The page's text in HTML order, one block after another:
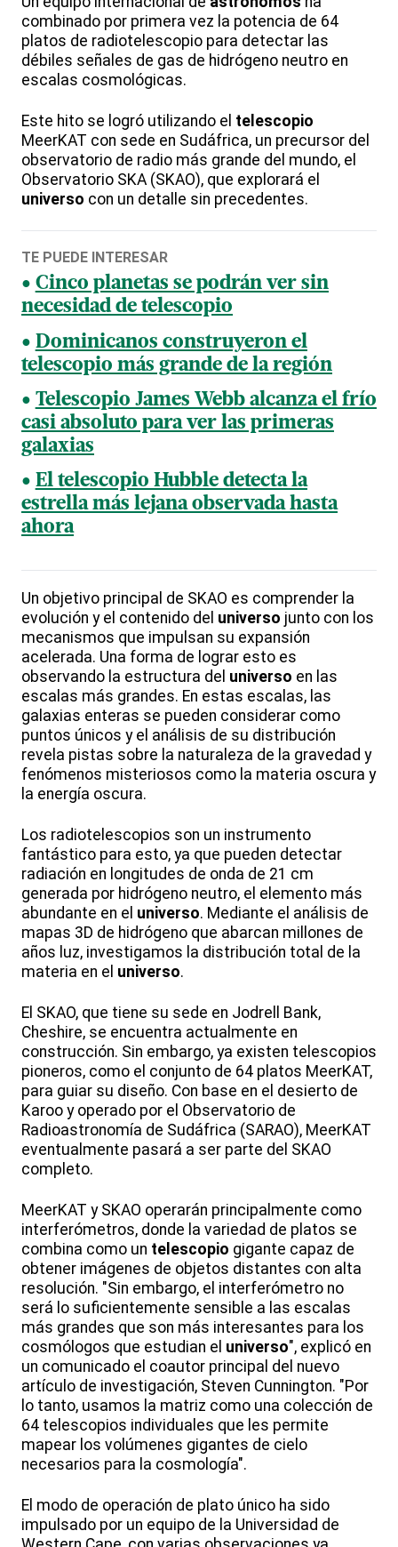
combinado por primera vez la potencia de 64
platos de radiotelescopio para detectar las
débiles señales de gas de hidrógeno neutro en
escalas cosmológicas.
Este hito se logró utilizando el telescopio
MeerKAT con sede en Sudáfrica, un precursor del
observatorio de radio más grande del mundo, el
Observatorio SKA (SKAO), que explorará el
universo con un detalle sin precedentes.
TE PUEDE INTERESAR
Cinco planetas se podrán ver sin
necesidad de telescopio
Dominicanos construyeron el
telescopio más grande de la región
Telescopio James Webb alcanza el frío
casi absoluto para ver las primeras
galaxias
El telescopio Hubble detecta la
estrella más lejana observada hasta
ahora
Un objetivo principal de SKAO es comprender la
evolución y el contenido del universo junto con los
mecanismos que impulsan su expansión
acelerada. Una forma de lograr esto es
observando la estructura del universo en las
escalas más grandes. En estas escalas, las
galaxias enteras se pueden considerar como
puntos únicos y el análisis de su distribución
revela pistas sobre la naturaleza de la gravedad y
fenómenos misteriosos como la materia oscura y
la energía oscura.
Los radiotelescopios son un instrumento
fantástico para esto, ya que pueden detectar
radiación en longitudes de onda de 21 cm
generada por hidrógeno neutro, el elemento más
abundante en el universo. Mediante el análisis de
mapas 3D de hidrógeno que abarcan millones de
años luz, investigamos la distribución total de la
materia en el universo.
El SKAO, que tiene su sede en Jodrell Bank,
Cheshire, se encuentra actualmente en
construcción. Sin embargo, ya existen telescopios
pioneros, como el conjunto de 64 platos MeerKAT,
para guiar su diseño. Con base en el desierto de
Karoo y operado por el Observatorio de
Radioastronomía de Sudáfrica (SARAO), MeerKAT
eventualmente pasará a ser parte del SKAO
completo.
MeerKAT y SKAO operarán principalmente como
interferómetros, donde la variedad de platos se
combina como un telescopio gigante capaz de
obtener imágenes de objetos distantes con alta
resolución. "Sin embargo, el interferómetro no
será lo suficientemente sensible a las escalas
más grandes que son más interesantes para los
cosmólogos que estudian el universo", explicó en
un comunicado el coautor principal del nuevo
artículo de investigación, Steven Cunnington. "Por
lo tanto, usamos la matriz como una colección de
64 telescopios individuales que les permite
mapear los volúmenes gigantes de cielo
necesarios para la cosmología".
El modo de operación de plato único ha sido
impulsado por un equipo de la Universidad de